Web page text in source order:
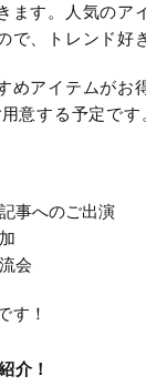
ます。人気のア
で、トレンド好
めアイテムがお
意する予定です
事へのご出演
会
す！
介！